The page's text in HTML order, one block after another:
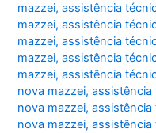
mazzei,assistência
mazzei,assistência
mazzei,assistência
mazzei,assistência
mazzei,assistência
nova mazzei,assistência
nova mazzei,assistência
nova mazzei,assistência